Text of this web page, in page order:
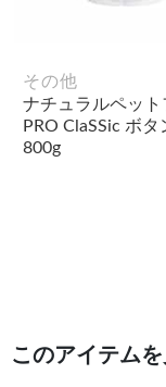
その他
ナチュラルペット
PRO ClaSSic ボタ
800g
このアイテム